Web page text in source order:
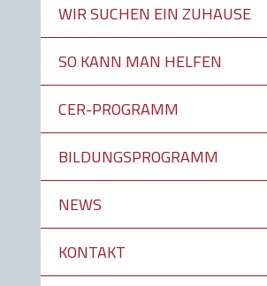
WIR SUCHEN EIN ZUHAUSE
SO KANN MAN HELFEN
CER-PROGRAMM
BILDUNGSPROGRAMM
NEWS
KONTAKT